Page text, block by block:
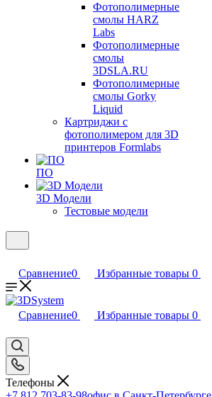
Фотополимерные
смолы HARZ
Labs
Фотополимерные
смолы
3DSLA.RU
Фотополимерные
смолы Gorky
Liquid
Картриджи с
фотополимером для 3D
принтеров Formlabs
ПО
3D Модели
Тестовые модели
Сравнение0 Избранные товары 0
Сравнение0 Избранные товары 0
Телефоны